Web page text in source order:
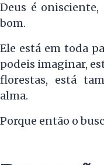
Deus é
bom.
Ele está em toda
podeis imaginar,
florestas, está
alma.
Porque então o